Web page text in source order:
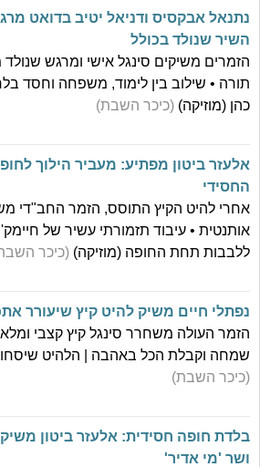
נתנאל אבקסיס ודניאל יטיב בדואט
השיר שנולד בכולל
הזמרים משיקים סינגל אישי ומרגש שנולד
תורה • שילוב בין לימוד, משפחה וחסד
כהן (מוזיקה) (כיכר השבת)
אלעזר ביטון מפתיע: מעביר הילוך
החסידי
אחרי להיט הקיץ התוסס, הזמר החב"די
אותנטית • עיבוד תזמורתי עשיר של
ללבבות תחת החופה (מוזיקה) (כיכר
נפתלי חיים משיק להיט קיץ שיעורר
הזמר העולה משחרר סינגל קיץ קצבי
שמחה וקבלת הכל באהבה | הלהיט
(כיכר השבת)
בלדת חופה חסידית: אלעזר ביטון
ושר 'מי אדיר'